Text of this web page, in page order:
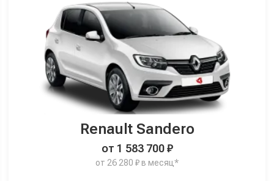
Renault Sandero
от 1 583 700 ₽
от 26 280 ₽ в месяц*